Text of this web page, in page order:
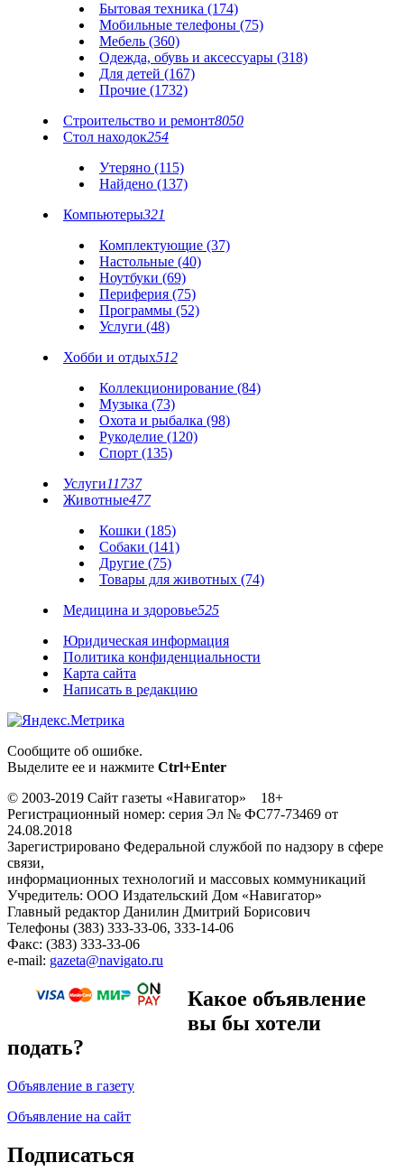
Бытовая техника (174)
Мобильные телефоны (75)
Мебель (360)
Одежда, обувь и аксессуары (318)
Для детей (167)
Прочие (1732)
Строительство и ремонт8050
Стол находок254
Утеряно (115)
Найдено (137)
Компьютеры321
Комплектующие (37)
Настольные (40)
Ноутбуки (69)
Периферия (75)
Программы (52)
Услуги (48)
Хобби и отдых512
Коллекционирование (84)
Музыка (73)
Охота и рыбалка (98)
Рукоделие (120)
Спорт (135)
Услуги11737
Животные477
Кошки (185)
Собаки (141)
Другие (75)
Товары для животных (74)
Медицина и здоровье525
Юридическая информация
Политика конфиденциальности
Карта сайта
Написать в редакцию
Сообщите об ошибке.
Выделите ее и нажмите Ctrl+Enter
© 2003-2019 Сайт газеты «Навигатор» 18+
Регистрационный номер: серия Эл № ФС77-73469 от
24.08.2018
Зарегистрировано Федеральной службой по надзору в сфере
связи,
информационных технологий и массовых коммуникаций
Учредитель: ООО Издательский Дом «Навигатор»
Главный редактор Данилин Дмитрий Борисович
Телефоны (383) 333-33-06, 333-14-06
Факс: (383) 333-33-06
e-mail: gazeta@navigato.ru
Какое объявление
вы бы хотели
подать?
Объявление в газету
Объявление на сайт
Подписаться